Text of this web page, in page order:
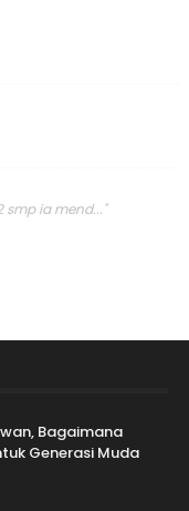
smp ia mend..."
Bagaimana
Generasi Muda